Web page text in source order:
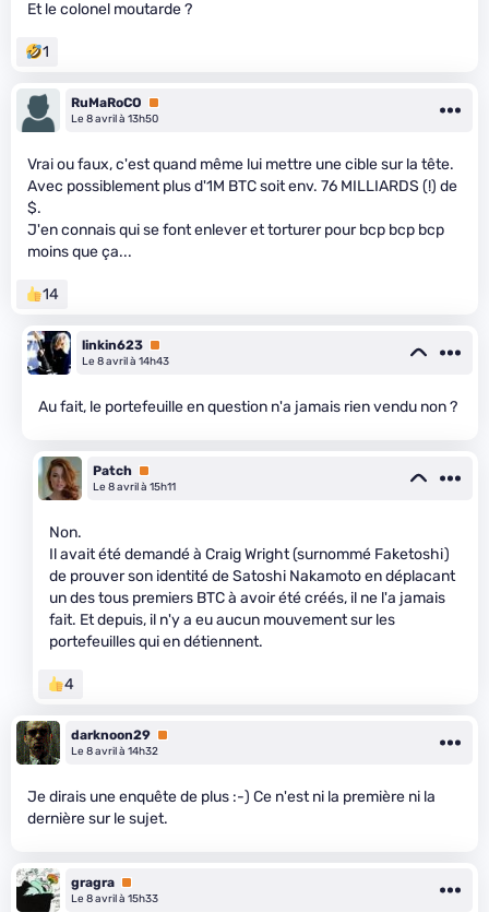
Et le colonel moutarde ?
1
RuMaRoCO
Premium
Le 8 avril à 13h50
Vrai ou faux, c'est quand même lui mettre une cible sur la tête.
Avec possiblement plus d'1M BTC soit env. 76 MILLIARDS (!) de
$.
J'en connais qui se font enlever et torturer pour bcp bcp bcp
moins que ça...
14
linkin623 Premium
Le 8 avril à 14h43
Au fait, le portefeuille en question n'a jamais rien vendu non ?
Patch Premium
Le 8 avril à 15h11
Non.
Il avait été demandé à Craig Wright (surnommé Faketoshi)
de prouver son identité de Satoshi Nakamoto en déplacant
un des tous premiers BTC à avoir été créés, il ne l'a jamais
fait. Et depuis, il n'y a eu aucun mouvement sur les
portefeuilles qui en détiennent.
4
darknoon29 Premium
Le 8 avril à 14h32
Je dirais une enquête de plus :-) Ce n'est ni la première ni la
dernière sur le sujet.
gragra Premium
Le 8 avril à 15h33